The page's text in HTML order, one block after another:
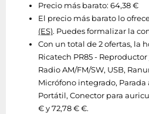
Precio más barato: 64,38 €
El precio más barato lo
(ES). Puedes formalizar la
Con un total de 2 ofertas, la
Ricatech PR85 -
Radio AM/FM/SW, USB,
Micrófono integrado,
Portátil, Conector para
€ y 72,78 € €.